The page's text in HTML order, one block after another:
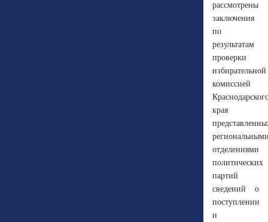
рассмотрены
заключения
по
результатам
проверки
избирательной
комиссией
края
отделениями
политических
партий
сведений о
поступлении
и